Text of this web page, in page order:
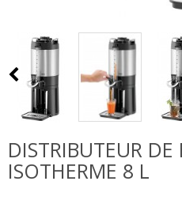
DISTRIBUTEUR DE
ISOTHERME 8 L